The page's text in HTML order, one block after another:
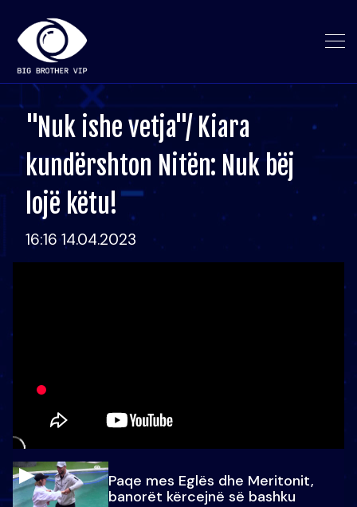
"Nuk ishe vetja"/ Kiara
kundërshton Nitën: Nuk bëj
lojë këtu!
16:16 14.04.2023
Paqe mes Eglës dhe Meritonit,
banorët kërcejnë së bashku